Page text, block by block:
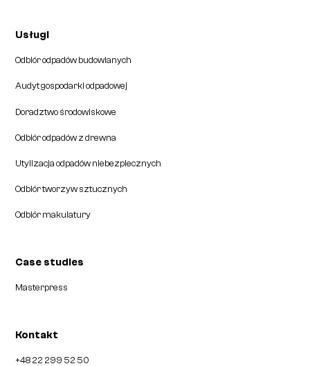
Usługi
Odbiór odpadów budowlanych
Audyt gospodarki odpadowej
Doradztwo środowiskowe
Odbiór odpadów z drewna
Utylizacja odpadów niebezpiecznych
Odbiór tworzyw sztucznych
Odbiór makulatury
Case studies
Masterpress
Kontakt
+48 22 299 52 50